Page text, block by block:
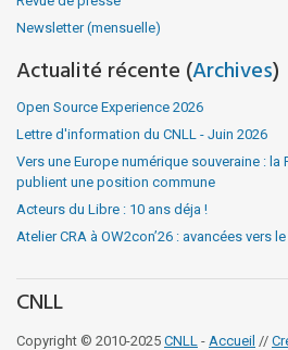
Newsletter (mensuelle)
Actualité récente (Archives)
Open Source Experience 2026
Lettre d'information du CNLL - Juin 2026
Vers une Europe numérique souveraine : la
publient une position commune
Acteurs du Libre : 10 ans déja !
Atelier CRA à OW2con’26 : avancées vers
CNLL
Copyright © 2010-2025 CNLL - Accueil //